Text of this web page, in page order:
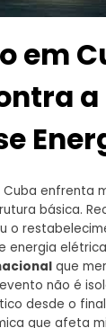
em
enfrenta
básica.
o
energia
que
não é
desde o
que afeta